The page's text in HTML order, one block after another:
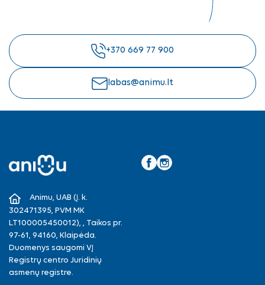
+370 669 77 900
labas@animu.lt
Animu, UAB (Į. k.
302471395, PVM MK
LT100005450012), , Taikos pr.
97-61, 94160, Klaipėda.
Duomenys saugomi VĮ
Registrų centro Juridinių
asmenų registre.